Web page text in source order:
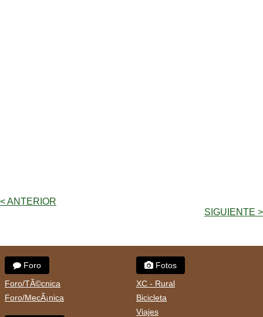
< ANTERIOR
SIGUIENTE >
Foro
Foro/TÃ©cnica
Foro/MecÃ¡nica
Fotos
XC - Rural
Bicicleta
Viajes